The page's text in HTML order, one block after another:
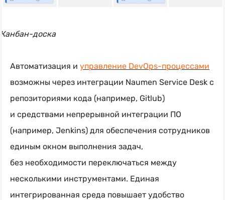
Канбан-доска
Автоматизация и управление DevOps-процессами
возможны через интеграции Naumen Service Desk с
репозиториями кода (например, Gitlub)
и средствами непрерывной интеграции ПО
(например, Jenkins) для обеспечения сотрудников
единым окном выполнения задач,
без необходимости переключаться между
несколькими инструментами. Единая
интегрированная среда повышает удобство